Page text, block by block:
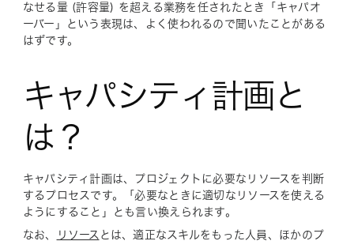
なせる量 (許容量) を超える業務を任されたとき「キャパオ
ーバー」という表現は、よく使われるので聞いたことがある
はずです。
キャパシティ計画と
は？
キャパシティ計画は、プロジェクトに必要なリソースを判断
するプロセスです。「必要なときに適切なリソースを使える
ようにすること」とも言い換えられます。
なお、 リソース とは、適正なスキルをもった人員、ほかのプ